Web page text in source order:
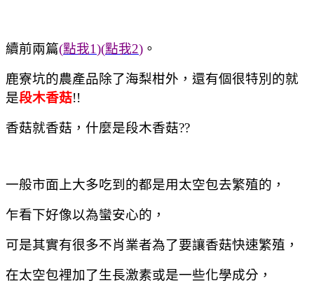
續前兩篇(點我1)(點我2) 。
鹿寮坑的農產品除了海梨柑外，還有個很特別的就
是段木香菇!!
香菇就香菇，什麼是段木香菇??
一般市面上大多吃到的都是用太空包去繁殖的，
乍看下好像以為蠻安心的，
可是其實有很多不肖業者為了要讓香菇快速繁殖，
在太空包裡加了生長激素或是一些化學成分，